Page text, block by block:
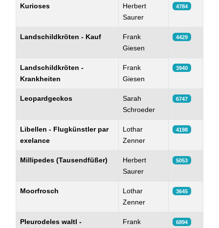
Kurioses
Herbert
Saurer
4784
Landschildkröten - Kauf
Frank
Giesen
4429
Landschildkröten -
Krankheiten
Frank
Giesen
3940
Leopardgeckos
Sarah
Schroeder
6747
Libellen - Flugkünstler par
exelance
Lothar
Zenner
4198
Millipedes (Tausendfüßer)
Herbert
Saurer
5053
Moorfrosch
Lothar
Zenner
3645
Pleurodeles waltl -
Frank
6894